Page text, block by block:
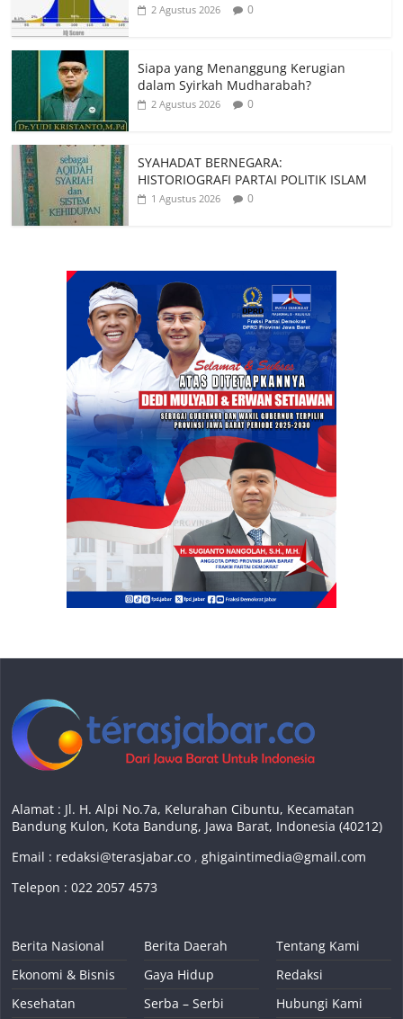
2 Agustus 2026 0
Siapa yang Menanggung Kerugian
dalam Syirkah Mudharabah?
2 Agustus 2026 0
SYAHADAT BERNEGARA:
HISTORIOGRAFI PARTAI POLITIK ISLAM
1 Agustus 2026 0
Alamat : Jl. H. Alpi No.7a, Kelurahan Cibuntu, Kecamatan
Bandung Kulon, Kota Bandung, Jawa Barat, Indonesia (40212)
Email : redaksi@terasjabar.co ,ghigaintimedia@gmail.com
Telepon : 022 2057 4573
Berita Nasional
Ekonomi & Bisnis
Kesehatan
Berita Daerah
Gaya Hidup
Serba – Serbi
Tentang Kami
Redaksi
Hubungi Kami